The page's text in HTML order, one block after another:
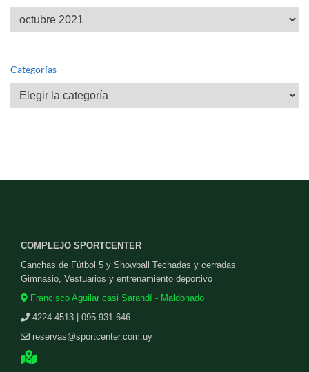
Archivos
Categorías
Categorías
COMPLEJO SPORTCENTER
Canchas de Fútbol 5 y Showball Techadas y cerradas
Gimnasio, Vestuarios y entrenamiento deportivo
Francisco Aguilar casi Sarandí - Maldonado
4224 4513 | 095 931 646
reservas@sportcenter.com.uy